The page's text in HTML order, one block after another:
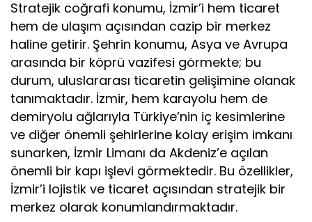
Stratejik coğrafi konumu, İzmir’i hem ticaret
hem de ulaşım açısından cazip bir merkez
haline getirir. Şehrin konumu, Asya ve Avrupa
arasında bir köprü vazifesi görmekte; bu
durum, uluslararası ticaretin gelişimine olanak
tanımaktadır. İzmir, hem karayolu hem de
demiryolu ağlarıyla Türkiye’nin iç kesimlerine
ve diğer önemli şehirlerine kolay erişim imkanı
sunarken, İzmir Limanı da Akdeniz’e açılan
önemli bir kapı işlevi görmektedir. Bu özellikler,
İzmir’i lojistik ve ticaret açısından stratejik bir
merkez olarak konumlandırmaktadır.